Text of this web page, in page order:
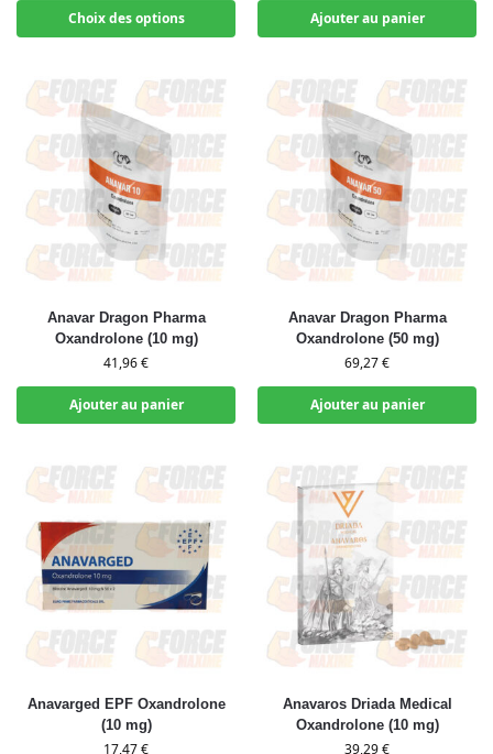
Choix des options Ajouter au panier
Anavar Dragon Pharma
Oxandrolone (10 mg)
41,96€
Ajouter au panier
Anavar Dragon Pharma
Oxandrolone (50 mg)
69,27€
Ajouter au panier
Anavarged EPF Oxandrolone
(10 mg)
17,47€
Anavaros Driada Medical
Oxandrolone (10 mg)
39,29€